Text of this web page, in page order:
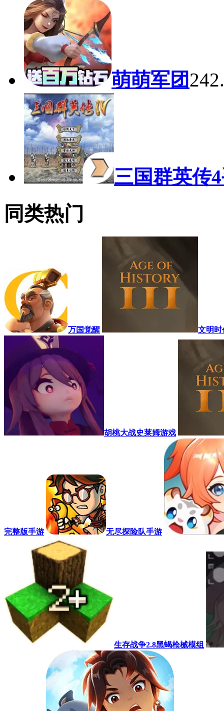
萌萌军团
三国群英传
同类热门
万国觉醒 文明时
胡桃大战史莱姆游戏
完整版手游 无尽探险队手游
生存战争2.8黑蝎枪械模组